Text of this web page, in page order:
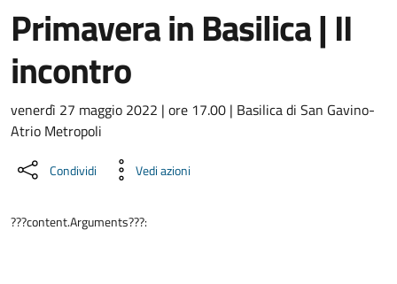
Primavera in Basilica | II
incontro
Dettaglio dell'evento
venerdì 27 maggio 2022 | ore 17.00 | Basilica di San Gavino-
Atrio Metropoli
Condividi Vedi azioni
???content.Arguments???: